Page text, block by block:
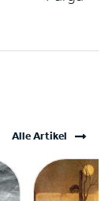
Alle Artikel